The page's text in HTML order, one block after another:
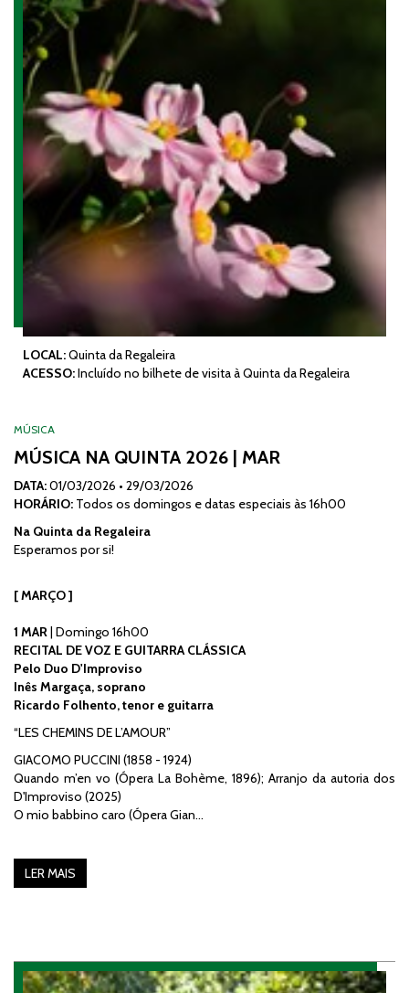
LOCAL:Quinta da Regaleira
ACESSO:Incluído no bilhete de visita à Quinta da Regaleira
MÚSICA
MÚSICA NA QUINTA 2026 | MAR
DATA:01/03/2026 • 29/03/2026
HORÁRIO: Todos os domingos e datas especiais às 16h00
Na Quinta da Regaleira
Esperamos por si!
[ MARÇO ]
1 MAR| Domingo 16h00
RECITAL DE VOZ E GUITARRA CLÁSSICA
Pelo Duo D'Improviso
Inês Margaça, soprano
Ricardo Folhento, tenor e guitarra
“LES CHEMINS DE L’AMOUR”
GIACOMO PUCCINI (1858 - 1924)
Quando m’en vo (Ópera La Bohème, 1896); Arranjo da autoria dos
D'Improviso (2025)
O mio babbino caro (Ópera Gian…
LER MAIS